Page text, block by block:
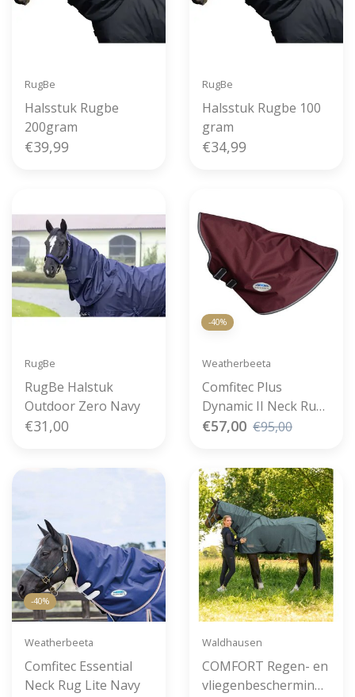
RugBe
Halsstuk Rugbe
200gram
€39,99
RugBe
Halsstuk Rugbe 100
gram
€34,99
RugBe
RugBe Halstuk
Outdoor Zero Navy
€31,00
-40%
Weatherbeeta
Comfitec Plus
Dynamic II Neck Rug
Maroon 220g
€57,00 €95,00
-40%
Weatherbeeta
Comfitec Essential
Neck Rug Lite Navy
Waldhausen
COMFORT Regen- en
vliegenbescherming